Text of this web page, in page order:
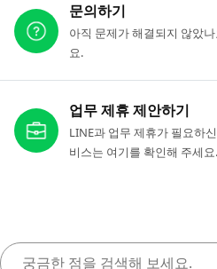
문의하기
아직 문제가 해결되지 않았
요.
업무 제휴 제안하기
LINE과 업무 제휴가 필요하
비스는 여기를 확인해 주세요.